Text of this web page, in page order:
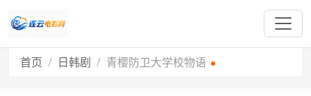
首页 日韩剧 青樱防卫大学校物语